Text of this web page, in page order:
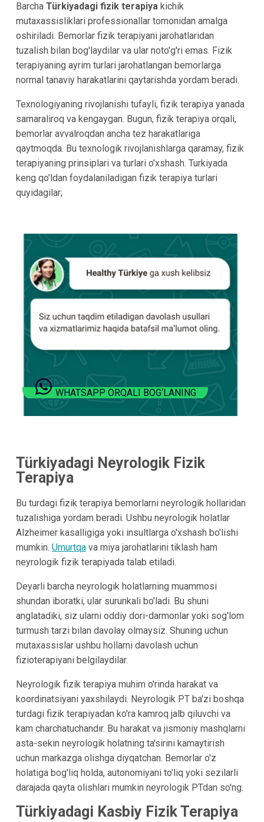
Barcha Türkiyadagi fizik terapiyakichik
mutaxassisliklari professionallar tomonidan amalga
oshiriladi. Bemorlar fizik terapiyani jarohatlaridan
tuzalish bilan bog'laydilar va ular noto'g'ri emas. Fizik
terapiyaning ayrim turlari jarohatlangan bemorlarga
normal tanaviy harakatlarini qaytarishda yordam beradi.
Texnologiyaning rivojlanishi tufayli, fizik terapiya yanada
samaraliroq va kengaygan. Bugun, fizik terapiya orqali,
bemorlar avvalroqdan ancha tez harakatlariga
qaytmoqda. Bu texnologik rivojlanishlarga qaramay, fizik
terapiyaning prinsiplari va turlari o'xshash. Turkiyada
keng qo'ldan foydalaniladigan fizik terapiya turlari
quyidagilar;
WHATSAPP ORQALI BOG‘LANING
Türkiyadagi Neyrologik Fizik
Terapiya
Bu turdagi fizik terapiya bemorlarni neyrologik hollaridan
tuzalishiga yordam beradi. Ushbu neyrologik holatlar
Alzheimer kasalligiga yoki insultlarga o'xshash bo'lishi
mumkin. Umurtqava miya jarohatlarini tiklash ham
neyrologik fizik terapiyada talab etiladi.
Deyarli barcha neyrologik holatlarning muammosi
shundan iboratki, ular surunkali bo'ladi. Bu shuni
anglatadiki, siz ularni oddiy dori-darmonlar yoki sog'lom
turmush tarzi bilan davolay olmaysiz. Shuning uchun
mutaxassislar ushbu hollarni davolash uchun
fizioterapiyani belgilaydilar.
Neyrologik fizik terapiya muhim o'rinda harakat va
koordinatsiyani yaxshilaydi. Neyrologik PT ba'zi boshqa
turdagi fizik terapiyadan ko'ra kamroq jalb qiluvchi va
kam charchatuchandır. Bu harakat va jismoniy mashqlarni
asta-sekin neyrologik holatning ta'sirini kamaytirish
uchun markazga olishga diyqatchan. Bemorlar o'z
holatiga bog'liq holda, autonomiyani to'liq yoki sezilarli
darajada qayta olishlari mumkin neyrologik PTdan so'ng.
Türkiyadagi Kasbiy Fizik Terapiya